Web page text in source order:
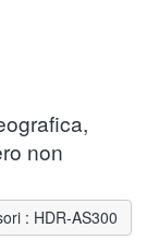
non
: HDR-AS300